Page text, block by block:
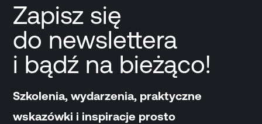
Zapisz się
do newslettera
i bądź na bieżąco!
Szkolenia, wydarzenia, praktyczne
wskazówki i inspiracje prosto